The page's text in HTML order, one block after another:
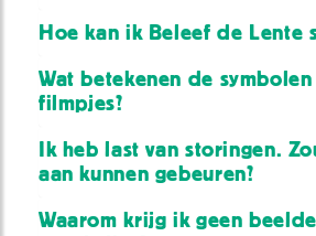
Hoe kan ik Beleef de Lente
Wat betekenen de
filmpjes?
Ik heb last van storingen.
aan kunnen gebeuren?
Waarom krijg ik geen